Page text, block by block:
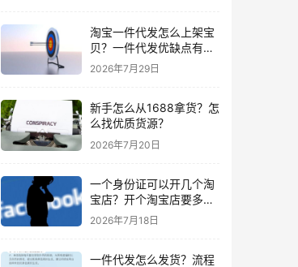
淘宝一件代发怎么上架宝
贝？一件代发优缺点有哪
些？
2026年7月29日
新手怎么从1688拿货？怎
么找优质货源？
2026年7月20日
一个身份证可以开几个淘
宝店？开个淘宝店要多少
钱？
2026年7月18日
一件代发怎么发货？流程